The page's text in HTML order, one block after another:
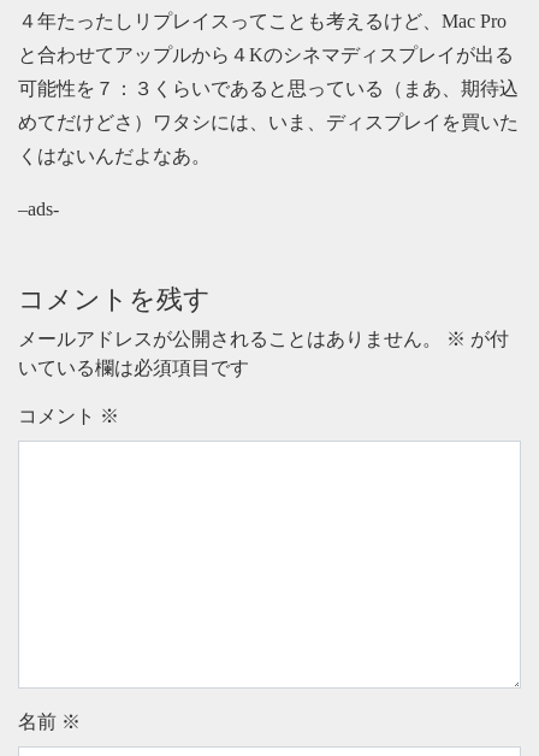
４年たったしリプレイスってことも考えるけど、Mac Pro
と合わせてアップルから４Kのシネマディスプレイが出る
可能性を７：３くらいであると思っている（まあ、期待込
めてだけどさ）ワタシには、いま、ディスプレイを買いた
くはないんだよなあ。
–ads-
コメントを残す
メールアドレスが公開されることはありません。 ※ が付
いている欄は必須項目です
コメント ※
名前 ※